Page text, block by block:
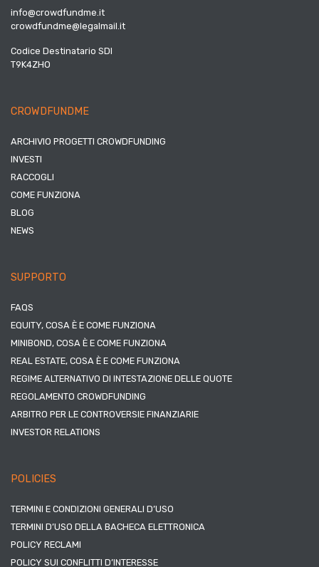
info@crowdfundme.it
crowdfundme@legalmail.it
Codice Destinatario SDI
T9K4ZHO
CROWDFUNDME
ARCHIVIO PROGETTI CROWDFUNDING
INVESTI
RACCOGLI
COME FUNZIONA
BLOG
NEWS
SUPPORTO
FAQS
EQUITY, COSA È E COME FUNZIONA
MINIBOND, COSA È E COME FUNZIONA
REAL ESTATE, COSA È E COME FUNZIONA
REGIME ALTERNATIVO DI INTESTAZIONE DELLE QUOTE
REGOLAMENTO CROWDFUNDING
ARBITRO PER LE CONTROVERSIE FINANZIARIE
INVESTOR RELATIONS
POLICIES
TERMINI E CONDIZIONI GENERALI D’USO
TERMINI D’USO DELLA BACHECA ELETTRONICA
POLICY RECLAMI
POLICY SUI CONFLITTI D’INTERESSE